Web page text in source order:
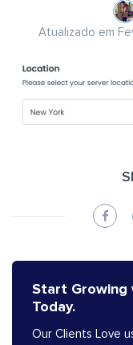
Atualizado em
Start Growing
Today.
Our Clients Love